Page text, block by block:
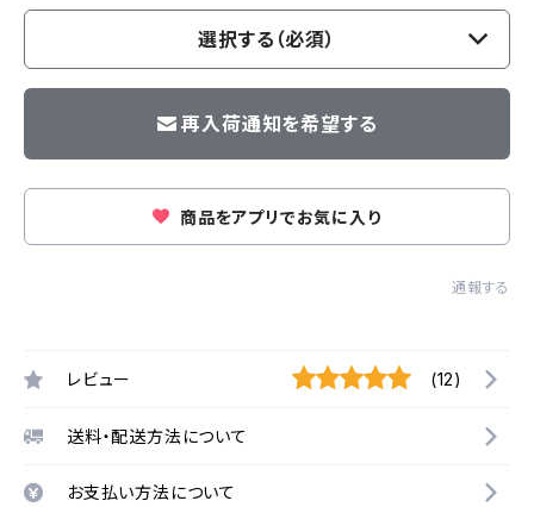
選択する（必須）
再入荷通知を希望する
商品をアプリでお気に入り
通報する
レビュー (12)
送料・配送方法について
お支払い方法について